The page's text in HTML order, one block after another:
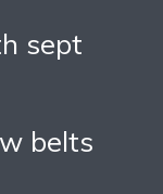
sept
belts